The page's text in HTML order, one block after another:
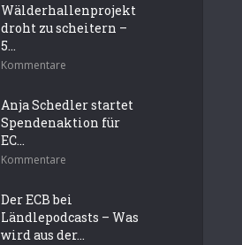
Wälderhallenprojekt
droht zu scheitern –
5...
Kommentare
Anja Schedler startet
Spendenaktion für
EC...
Kommentare
Der ECB bei
Ländlepodcasts – Was
wird aus der...